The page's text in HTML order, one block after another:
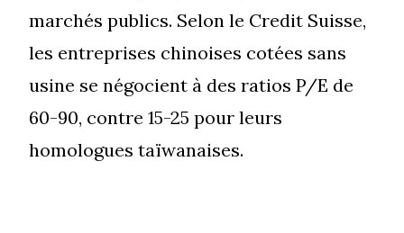
marchés publics. Selon le Credit Suisse,
les entreprises chinoises cotées sans
usine se négocient à des ratios P/E de
60-90, contre 15-25 pour leurs
homologues taïwanaises.